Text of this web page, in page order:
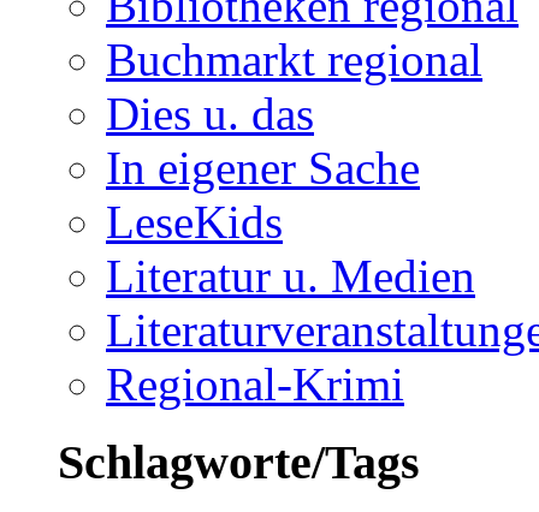
Buchmarkt regional
Dies u. das
In eigener Sache
LeseKids
Literatur u. Medien
Regional-Krimi
Schlagworte/Tags